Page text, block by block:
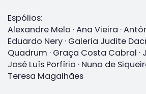
Espólios:
Alexandre Melo · Ana Vieira ·
Eduardo Nery · Galeria Judite
Quadrum · Graça Costa Cabral ·
José Luís Porfírio · Nuno de
Teresa Magalhães